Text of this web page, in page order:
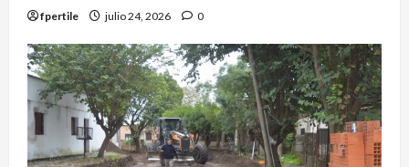
fpertile julio 24, 2026 0